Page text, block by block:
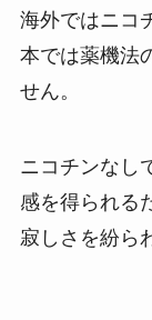
海外ではニコ
本では薬機法
せん。
ニコチンなし
感を得られる
寂しさを紛ら